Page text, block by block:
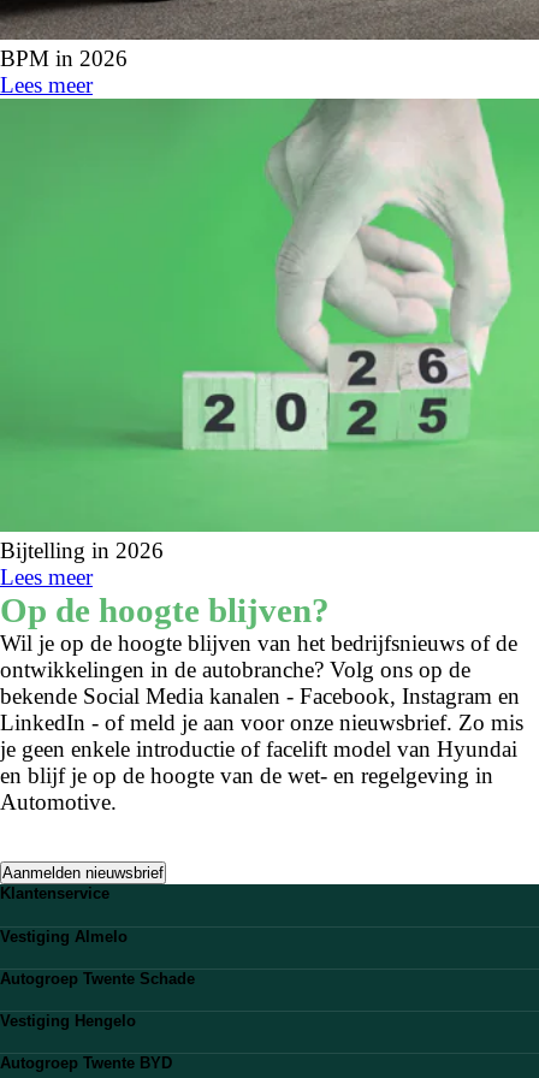
BPM in 2026
Lees meer
Bijtelling in 2026
Lees meer
Op de hoogte blijven?
Wil je op de hoogte blijven van het bedrijfsnieuws of de
ontwikkelingen in de autobranche? Volg ons op de
bekende Social Media kanalen - Facebook, Instagram en
LinkedIn - of meld je aan voor onze nieuwsbrief. Zo mis
je geen enkele introductie of facelift model van Hyundai
en blijf je op de hoogte van de wet- en regelgeving in
Automotive.
Aanmelden nieuwsbrief
Klantenservice
Stuur ons een WhatsApp
klantencontact@autogroeptwente.nl
Vestiging Almelo
Route plannen
almelo@autogroeptwente.nl
Autogroep Twente Schade
Route plannen
info@autoschadetwente.nl
Vestiging Hengelo
Route plannen
Autogroep Twente BYD